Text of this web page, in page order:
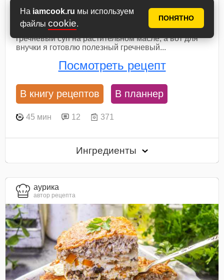
На iamcook.ru мы используем
файлы cookie.
ПОНЯТНО
Гречневый суп - отличный вариант супа на обед
для всей семьи. Я часто готовлю в Пост обычный
гречневый суп на растительном масле, а вот для
внучки я готовлю полезный гречневый...
Посмотреть рецепт
В книгу рецептов В планнер
45 мин 12 371
Ингредиенты
aурика
автор рецепта